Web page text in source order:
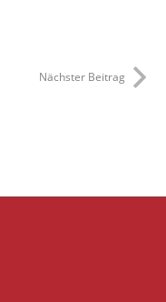
Nächster Beitrag